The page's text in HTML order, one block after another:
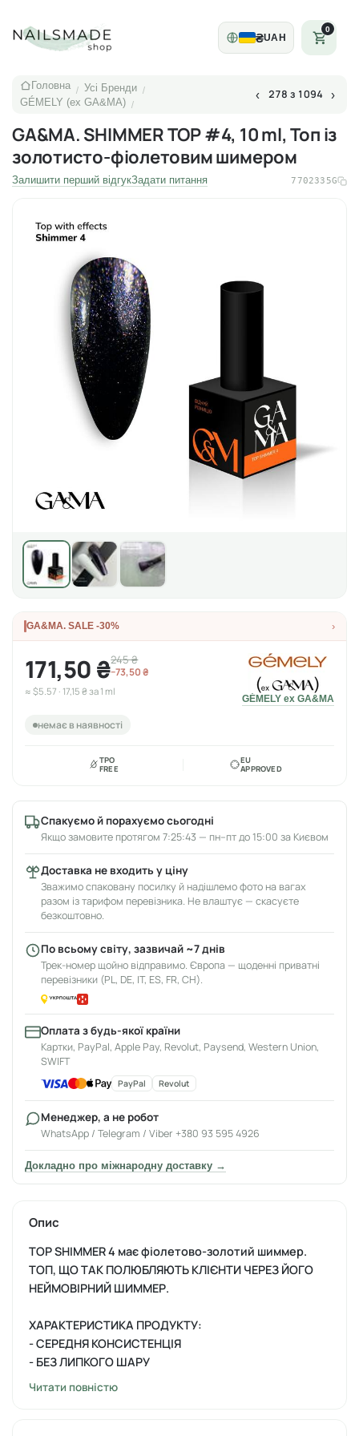
₴UAH
0
Головна / Усі Бренди /
GÉMELY (ex GA&MA) /
‹ 278 з 1094 ›
GA&MA. SHIMMER TOP #4, 10 ml, Топ із
золотисто-фіолетовим шимером
Залишити перший відгукЗадати питання 7702335G
GA&MA. SALE -30% ›
171,50 ₴245 ₴
−73,50 ₴
≈ $5.57 · 17,15 ₴ за 1 ml
GÉMELY ex GA&MA
немає в наявності
TPO
FREE
EU
APPROVED
Спакуємо й порахуємо сьогодні
Якщо замовите протягом 7:25:43 — пн–пт до 15:00 за Києвом
Доставка не входить у ціну
Зважимо спаковану посилку й надішлемо фото на вагах
разом із тарифом перевізника. Не влаштує — скасуєте
безкоштовно.
По всьому світу, зазвичай ~7 днів
Трек-номер щойно відправимо. Європа — щоденні приватні
перевізники (PL, DE, IT, ES, FR, CH).
Оплата з будь-якої країни
Картки, PayPal, Apple Pay, Revolut, Paysend, Western Union,
SWIFT
PayPal Revolut
Менеджер, а не робот
WhatsApp / Telegram / Viber +380 93 595 4926
Докладно про міжнародну доставку →
Опис
TOP SHIMMER 4 має фіолетово-золотий шиммер.
ТОП, ЩО ТАК ПОЛЮБЛЯЮТЬ КЛІЄНТИ ЧЕРЕЗ ЙОГО
НЕЙМОВІРНИЙ ШИММЕР.
ХАРАКТЕРИСТИКА ПРОДУКТУ:
- СЕРЕДНЯ КОНСИСТЕНЦІЯ
- БЕЗ ЛИПКОГО ШАРУ
- СТІЙКИЙ ДО ПОДРЯПИН І СКОЛІВ
Читати повністю